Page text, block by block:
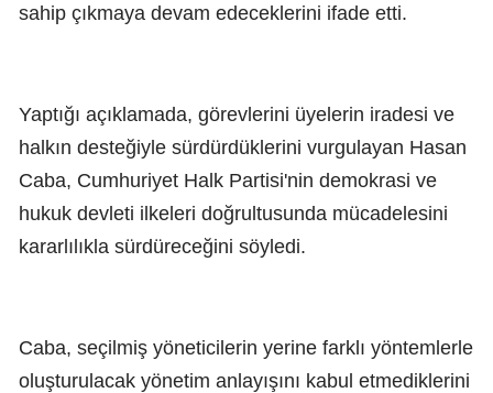
sahip çıkmaya devam edeceklerini ifade etti.
Yaptığı açıklamada, görevlerini üyelerin iradesi ve
halkın desteğiyle sürdürdüklerini vurgulayan Hasan
Caba, Cumhuriyet Halk Partisi'nin demokrasi ve
hukuk devleti ilkeleri doğrultusunda mücadelesini
kararlılıkla sürdüreceğini söyledi.
Caba, seçilmiş yöneticilerin yerine farklı yöntemlerle
oluşturulacak yönetim anlayışını kabul etmediklerini